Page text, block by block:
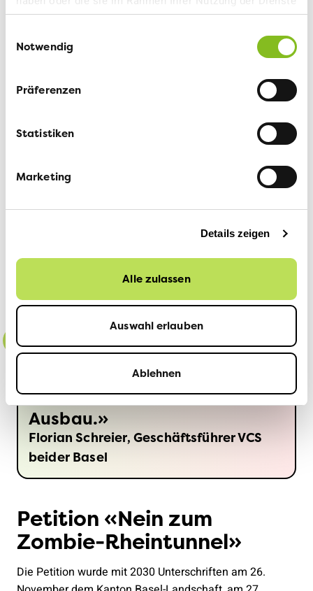
gesammelt haben.
Notwendig
Präferenzen
Statistiken
Marketing
Details zeigen
Alle zulassen
Auswahl erlauben
Ablehnen
Stimmberechtigten klar Nein
zum masslosen Autobahn-
Ausbau.
Florian Schreier, Geschäftsführer VCS
beider Basel
Petition «Nein zum
Zombie-Rheintunnel»
Die Petition wurde mit 2030 Unterschriften am 26.